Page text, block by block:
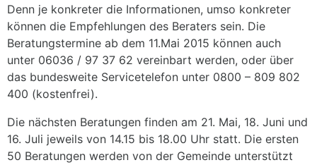
Denn je konkreter die Informationen, umso konkreter
können die Empfehlungen des Beraters sein. Die
Beratungstermine ab dem 11.Mai 2015 können auch
unter 06036 / 97 37 62 vereinbart werden, oder über
das bundesweite Servicetelefon unter 0800 – 809 802
400 (kostenfrei).
Die nächsten Beratungen finden am 21. Mai, 18. Juni und
16. Juli jeweils von 14.15 bis 18.00 Uhr statt. Die ersten
50 Beratungen werden von der Gemeinde unterstützt